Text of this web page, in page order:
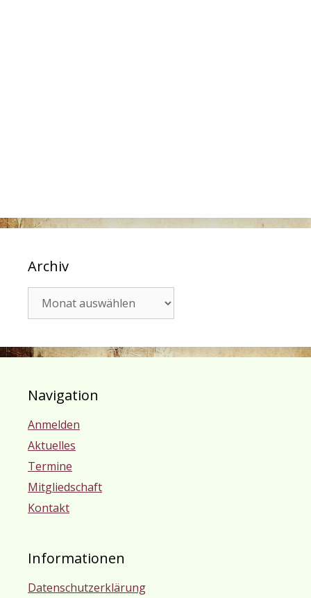
Archiv
Navigation
Anmelden
Aktuelles
Termine
Mitgliedschaft
Kontakt
Informationen
Datenschutzerklärung